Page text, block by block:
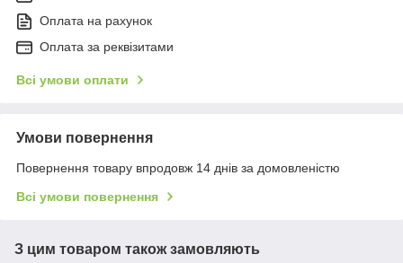
Оплата на рахунок
Оплата за реквізитами
Всі умови оплати
Умови повернення
Повернення товару впродовж 14 днів за домовленістю
Всі умови повернення
З цим товаром також замовляють